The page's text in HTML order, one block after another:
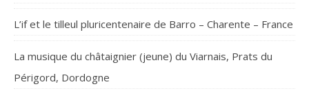
L’if et le tilleul pluricentenaire de Barro – Charente – France
La musique du châtaignier (jeune) du Viarnais, Prats du
Périgord, Dordogne